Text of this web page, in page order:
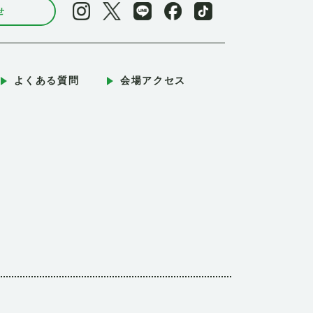
よくある質問 会場アクセス